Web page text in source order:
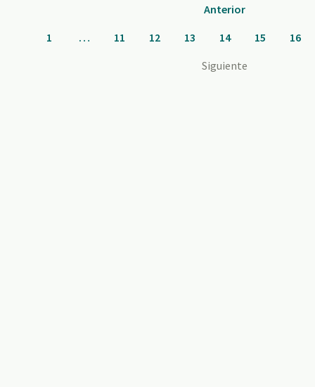
Anterior
1
… 11 12 13 14 15
16
Siguiente